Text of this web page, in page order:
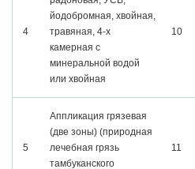
4
йодобромная, хвойная,
травяная, 4-х
камерная с
минеральной водой
или хвойная
10
5
Аппликация грязевая
(две зоны) (природная
лечебная грязь
тамбуканского
11